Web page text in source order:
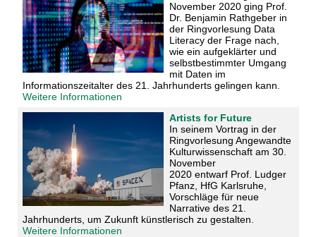
November 2020 ging Prof.
Dr. Benjamin Rathgeber in
der Ringvorlesung Data
Literacy der Frage nach,
wie ein aufgeklärter und
selbstbestimmter Umgang
mit Daten im
Informationszeitalter des 21. Jahrhunderts gelingen kann.
Weitere Informationen
Artists for Future
In seinem Vortrag in der
Ringvorlesung Angewandte
Kulturwissenschaft am 30.
November
2020 entwarf Prof. Ludger
Pfanz, HfG Karlsruhe,
Vorschläge für neue
Narrative des 21.
Jahrhunderts, um Zukunft künstlerisch zu gestalten.
Weitere Informationen